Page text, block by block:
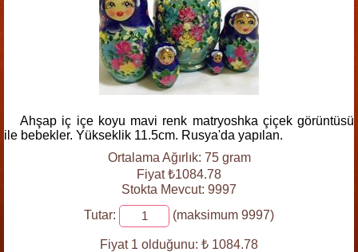
Ahşap iç içe koyu mavi renk matryoshka çiçek görüntüsü
ile bebekler. Yükseklik 11.5cm. Rusya'da yapılan.
Ortalama Ağırlık: 75 gram
Fiyat ₺1084.78
Stokta Mevcut: 9997
Tutar:
(maksimum 9997)
Fiyat 1 olduğunu: ₺ 1084.78